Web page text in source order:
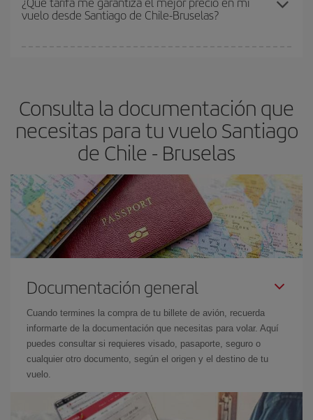
y de que las tarifas más baratas (turista) estén disponibles o se
vuelo desde Santiago de Chile-Bruselas?
Consulta la documentación que
necesitas para tu vuelo Santiago
de Chile - Bruselas
Documentación general
Cuando termines la compra de tu billete de avión, recuerda
informarte de la documentación que necesitas para volar. Aquí
puedes consultar si requieres visado, pasaporte, seguro o
cualquier otro documento, según el origen y el destino de tu
vuelo.